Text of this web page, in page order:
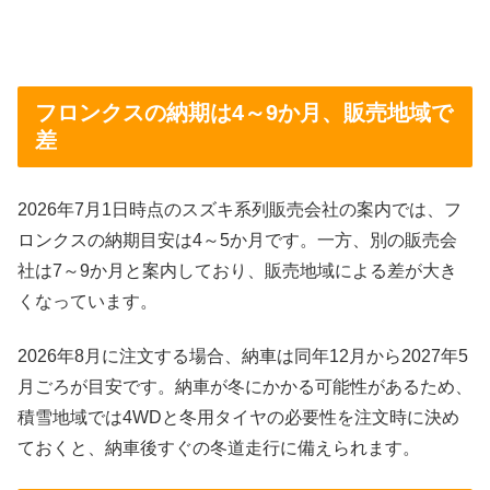
フロンクスの納期は4～9か月、販売地域で
差
2026年7月1日時点のスズキ系列販売会社の案内では、フ
ロンクスの納期目安は4～5か月です。一方、別の販売会
社は7～9か月と案内しており、販売地域による差が大き
くなっています。
2026年8月に注文する場合、納車は同年12月から2027年5
月ごろが目安です。納車が冬にかかる可能性があるため、
積雪地域では4WDと冬用タイヤの必要性を注文時に決め
ておくと、納車後すぐの冬道走行に備えられます。